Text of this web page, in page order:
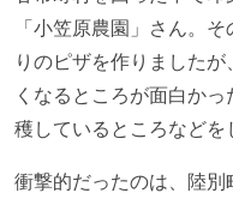
「小笠原農園」さん。
りのピザを作りました
くなるところが面白か
穫しているところなどを
衝撃的だったのは、陸